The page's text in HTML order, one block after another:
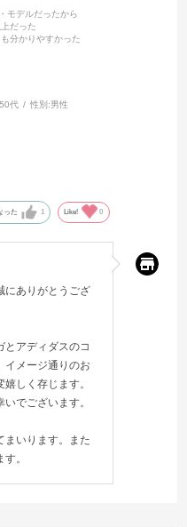
モデルだったから
だった
かりやすかった
50代 性別:男性
った 1 Like! 0
にありがとうござ
とアディダスのコ
イメージ通りのお
しく存じます。
でございます。
まいります。また
。